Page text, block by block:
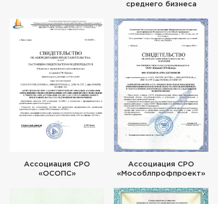
среднего бизнеса
Ассоциация СРО
«ОСОПС»
Ассоциация СРО
«Мособлпрофпроект»